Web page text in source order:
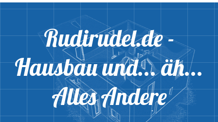
Skip
Rudirudel.de -
Hausbau und... äh...
Alles Andere